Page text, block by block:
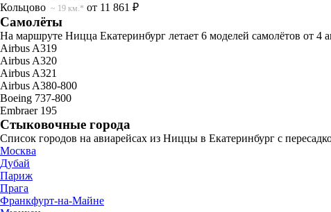
Кольцово ~ 19 км.* от 11 861 ₽
Самолёты
На маршруте Ницца Екатеринбург летает 6 моделей самолётов от
Airbus A319
Airbus A320
Airbus A321
Airbus A380-800
Boeing 737-800
Embraer 195
Стыковочные города
Список городов на авиарейсах из Ниццы в Екатеринбург с
Москва
Дубай
Париж
Прага
Франкфурт-на-Майне